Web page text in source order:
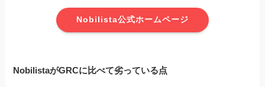
Nobilista公式ホームページ
NobilistaがGRCに比べて劣っている点